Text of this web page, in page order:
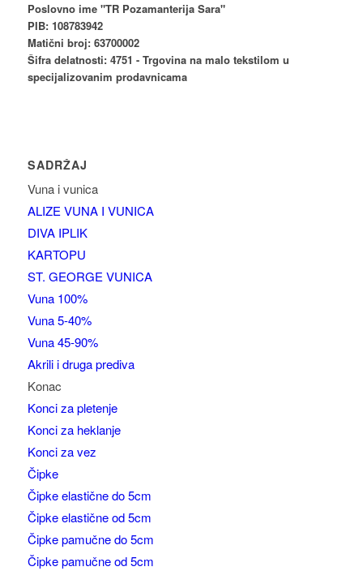
Poslovno ime "TR Pozamanterija Sara"
PIB: 108783942
Matični broj: 63700002
Šifra delatnosti: 4751 - Trgovina na malo tekstilom u
specijalizovanim prodavnicama
SADRŽAJ
Vuna i vunica
ALIZE VUNA I VUNICA
DIVA IPLIK
KARTOPU
ST. GEORGE VUNICA
Vuna 100%
Vuna 5-40%
Vuna 45-90%
Akrili i druga prediva
Konac
Konci za pletenje
Konci za heklanje
Konci za vez
Čipke
Čipke elastične do 5cm
Čipke elastične od 5cm
Čipke pamučne do 5cm
Čipke pamučne od 5cm